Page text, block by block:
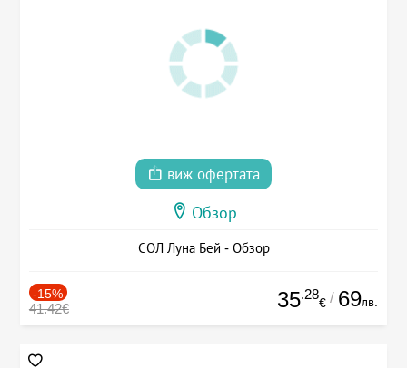
виж офертата
Обзор
СОЛ Луна Бей - Обзор
-15%
41.42€ 35.28
€ / 69лв.